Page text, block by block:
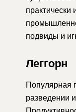
практически
подвиды и
Леггорн
Популярная
разведении